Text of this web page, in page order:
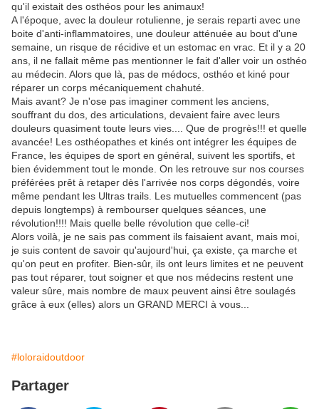
qu'il existait des osthéos pour les animaux!
A l'époque, avec la douleur rotulienne, je serais reparti avec une
boite d'anti-inflammatoires, une douleur atténuée au bout d'une
semaine, un risque de récidive et un estomac en vrac. Et il y a 20
ans, il ne fallait même pas mentionner le fait d'aller voir un osthéo
au médecin. Alors que là, pas de médocs, osthéo et kiné pour
réparer un corps mécaniquement chahuté.
Mais avant? Je n'ose pas imaginer comment les anciens,
souffrant du dos, des articulations, devaient faire avec leurs
douleurs quasiment toute leurs vies.... Que de progrès!!! et quelle
avancée! Les osthéopathes et kinés ont intégrer les équipes de
France, les équipes de sport en général, suivent les sportifs, et
bien évidemment tout le monde. On les retrouve sur nos courses
préférées prêt à retaper dès l'arrivée nos corps dégondés, voire
même pendant les Ultras trails. Les mutuelles commencent (pas
depuis longtemps) à rembourser quelques séances, une
révolution!!!! Mais quelle belle révolution que celle-ci!
Alors voilà, je ne sais pas comment ils faisaient avant, mais moi,
je suis content de savoir qu'aujourd'hui, ça existe, ça marche et
qu'on peut en profiter. Bien-sûr, ils ont leurs limites et ne peuvent
pas tout réparer, tout soigner et que nos médecins restent une
valeur sûre, mais nombre de maux peuvent ainsi être soulagés
grâce à eux (elles) alors un GRAND MERCI à vous...
#loloraidoutdoor
Partager